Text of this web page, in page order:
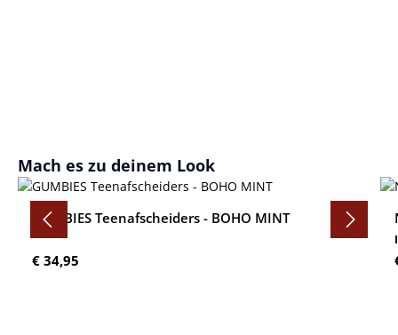
Productgalerij overslaan
Mach es zu deinem Look
GUMBIES Teenafscheiders - BOHO MINT
Normale prijs:
€ 34,95